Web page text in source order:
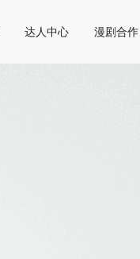
达人中心 漫剧合作